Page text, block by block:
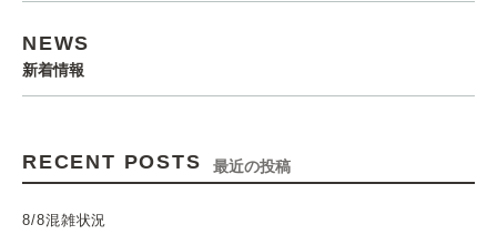
NEWS
新着情報
RECENT POSTS 最近の投稿
8/8混雑状況